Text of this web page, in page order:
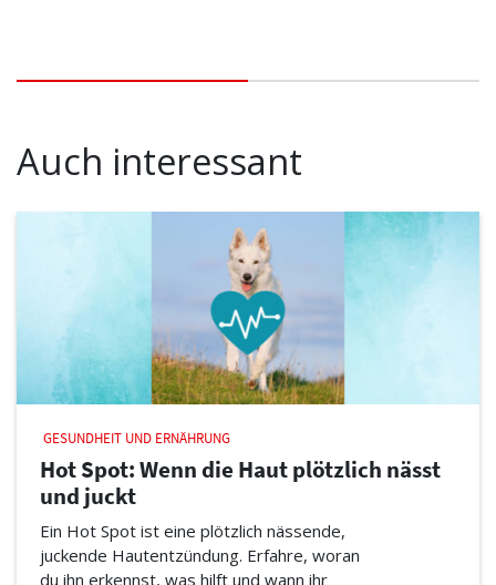
Auch interessant
GESUNDHEIT UND ERNÄHRUNG
Hot Spot: Wenn die Haut plötzlich nässt
und juckt
Ein Hot Spot ist eine plötzlich nässende,
juckende Hautentzündung. Erfahre, woran
du ihn erkennst, was hilft und wann ihr